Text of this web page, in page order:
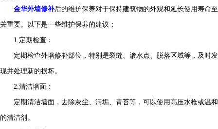
金华外墙修补后的维护保养对于保持建筑物的外观和延长使用寿命至
关重要。以下是一些维护保养的建议：
1.定期检查：
定期检查外墙修补部位，特别是裂缝、渗水点、脱落区域等，及时发
现并处理新的损坏。
2.清洁墙面：
定期清洁墙面，去除灰尘、污垢、青苔等，可以使用高压水枪或温和
的清洁剂。